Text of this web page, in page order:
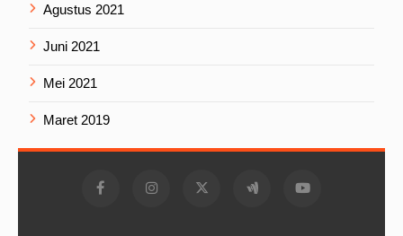
Agustus 2021
Juni 2021
Mei 2021
Maret 2019